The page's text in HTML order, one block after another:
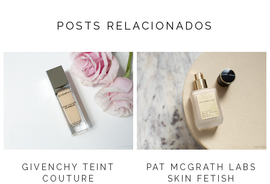
POSTS RELACIONADOS
GIVENCHY TEINT
COUTURE
PAT MCGRATH LABS
SKIN FETISH